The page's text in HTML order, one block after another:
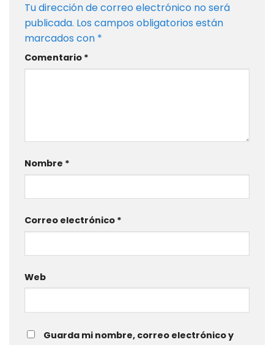
Tu dirección de correo electrónico no será
publicada. Los campos obligatorios están
marcados con *
Comentario *
Nombre *
Correo electrónico *
Web
Guarda mi nombre, correo electrónico y